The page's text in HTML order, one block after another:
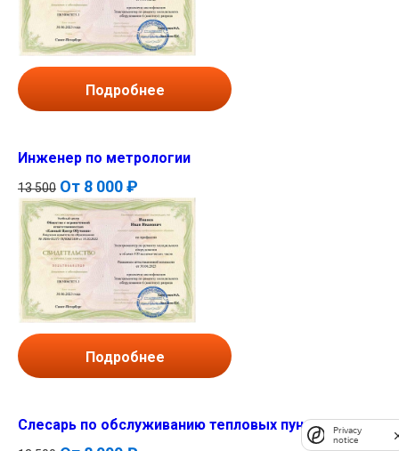
Подробнее
Инженер по метрологии
13 500 От 8 000 ₽
Подробнее
Слесарь по обслуживанию тепловых пунктовPrivacy
notice